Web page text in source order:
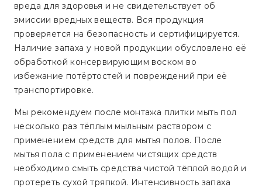
вреда для здоровья и не свидетельствует об
эмиссии вредных веществ. Вся продукция
проверяется на безопасность и сертифицируется.
Наличие запаха у новой продукции обусловлено её
обработкой консервирующим воском во
избежание потёртостей и повреждений при её
транспортировке.
Мы рекомендуем после монтажа плитки мыть пол
несколько раз тёплым мыльным раствором с
применением средств для мытья полов. После
мытья пола с применением чистящих средств
необходимо смыть средства чистой тёплой водой и
протереть сухой тряпкой. Интенсивность запаха